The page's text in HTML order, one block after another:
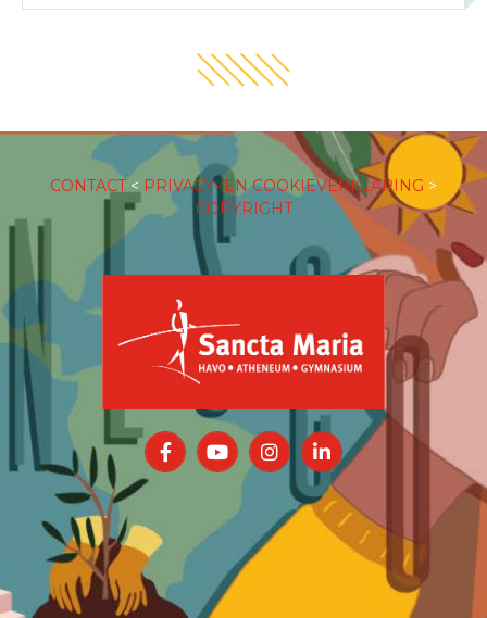
CONTACT< PRIVACY- EN COOKIEVERKLARING >
COPYRIGHT